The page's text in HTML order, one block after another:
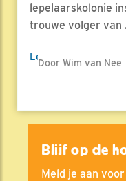
lepelaarskolonie
trouwe volger van
Lees meer
Door Wim van Nee
Blijf op de
Meld je aan